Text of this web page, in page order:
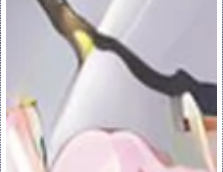
窗口中选择属于此类体积块的一个或多个曲
面。
4.单击 “确定”(OK)。
PS：对于两种分割主体的方法，当编辑“分割
主体”特征的定义时，对分割侧进行反向都只会
反向将成为新主体的那一侧。它不会反向使用
分割主体特征的几何（边或曲面）创建的特
征。
二.主体与分组
1.模型树中面组和主体的分组